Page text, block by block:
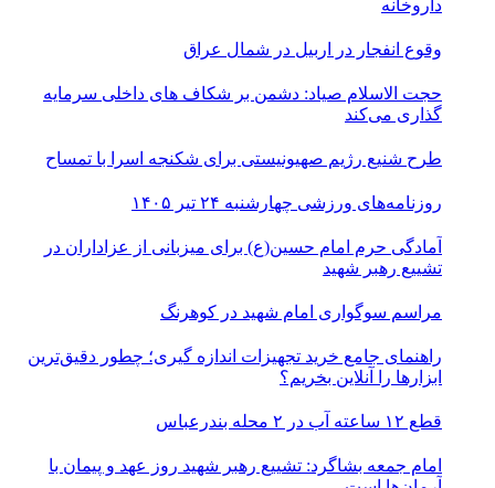
داروخانه
وقوع انفجار در اربیل در شمال عراق
حجت الاسلام صیاد: دشمن بر شکاف‌ های داخلی سرمایه‌
گذاری می‌کند
طرح شنیع رژیم صهیونیستی برای شکنجه اسرا با تمساح
روزنامه‌های ورزشی چهارشنبه ۲۴ تیر ۱۴۰۵
آمادگی حرم امام حسین(ع) برای میزبانی از عزاداران در
تشییع رهبر شهید
مراسم سوگواری امام شهید در کوهرنگ
راهنمای جامع خرید تجهیزات اندازه گیری؛ چطور دقیق‌ترین
ابزارها را آنلاین بخریم؟
قطع ۱۲ ساعته آب در ۲ محله بندرعباس
امام جمعه بشاگرد: تشییع رهبر شهید روز عهد و پیمان با